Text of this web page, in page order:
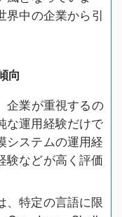
界中の企業から引
向
企業が重視するの
な運用経験だけで
システムの運用経
験などが高く評価
、特定の言語に限